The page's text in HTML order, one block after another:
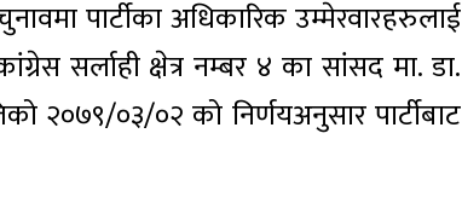
पार्टीका अधिकारिक उम्मेरवारहरुलाई
सर्लाही क्षेत्र नम्बर ४ का सांसद मा. डा.
२०७९/०३/०२ को निर्णयअनुसार पार्टीबाट